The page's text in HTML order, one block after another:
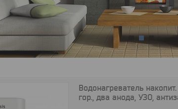
Водонагреватель
гор., два анода, УЗО,